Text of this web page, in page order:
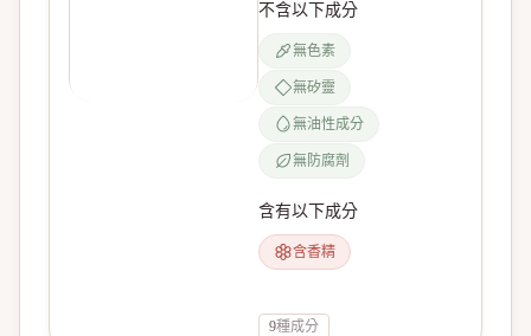
不含以下成分
無色素
無矽靈
無油性成分
無防腐劑
含有以下成分
含香精
9種成分